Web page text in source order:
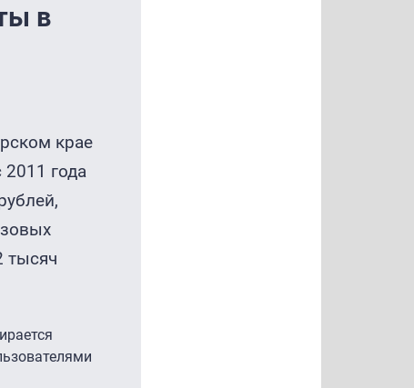
в
крае
2011 года
тысяч